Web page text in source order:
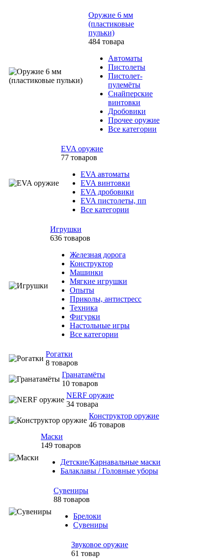
Оружие 6 мм
(пластиковые
пульки)
484 товара
Автоматы
Пистолеты
Пистолет-
пулемёты
Снайперские
винтовки
Дробовики
Прочее оружие
Все категории
EVA оружие
77 товаров
EVA автоматы
EVA винтовки
EVA дробовики
EVA пистолеты, пп
Все категории
Игрушки
636 товаров
Железная дорога
Конструктор
Машинки
Мягкие игрушки
Опыты
Приколы, антистресс
Техника
Фигурки
Настольные игры
Все категории
Рогатки
8 товаров
Гранатамёты
10 товаров
NERF оружие
34 товара
Конструктор оружие
46 товаров
Маски
149 товаров
Детские/Карнавальные маски
Балаклавы / Головные уборы
Сувениры
88 товаров
Брелоки
Сувениры
Звуковое оружие
61 товар